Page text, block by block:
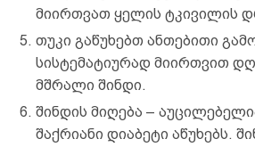
მიირთვათ ყელის ტკივილის
თუკი გაწუხებთ ანთებითი
სისტემატიურად მიირთვით
მშრალი შინდი.
შინდის მიღება –
შაქრიანი დიაბეტი აწუხებს.